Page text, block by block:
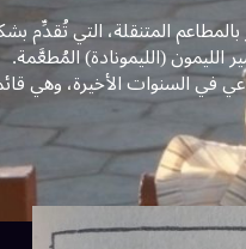
المتنقلة، التي تُقدِّم
(الليمونادة) المُطعَّمة.
السنوات الأخيرة، وهي